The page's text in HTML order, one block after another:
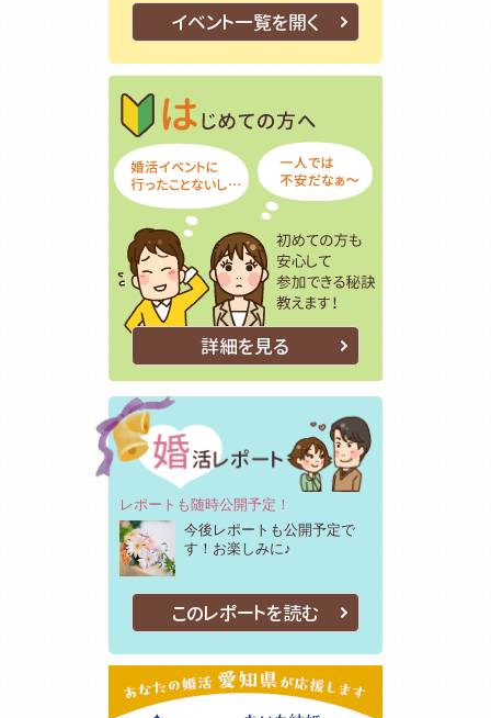
イベント一覧を開く
はじめての方
詳細を見る
レポートも随時公開予定！
今後レポートも公開予定で
す！お楽しみに♪
このレポートを読む